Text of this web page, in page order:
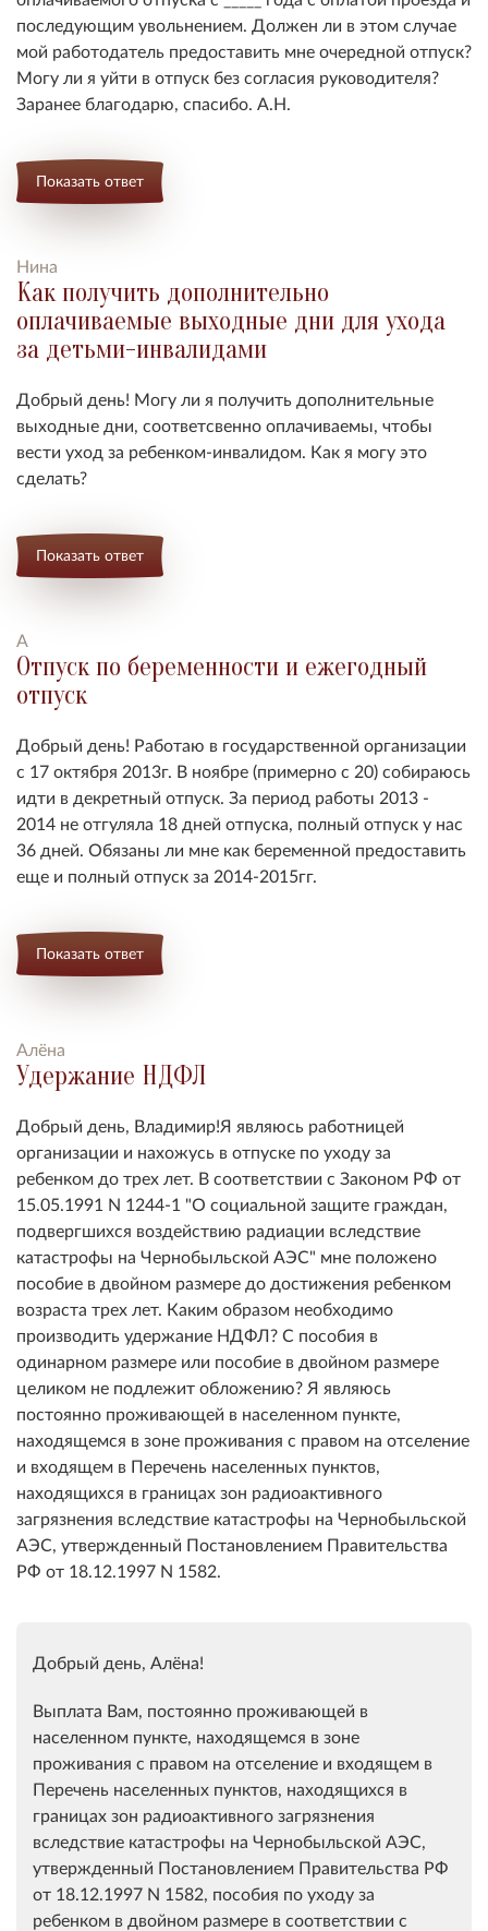
последующим увольнением. Должен ли в этом случае
мой работодатель предоставить мне очередной отпуск?
Могу ли я уйти в отпуск без согласия руководителя?
Заранее благодарю, спасибо. А.Н.
Показать ответ
Нина
Как получить дополнительно
оплачиваемые выходные дни для ухода
за детьми-инвалидами
Добрый день! Могу ли я получить дополнительные
выходные дни, соответсвенно оплачиваемы, чтобы
вести уход за ребенком-инвалидом. Как я могу это
сделать?
Показать ответ
А
Отпуск по беременности и ежегодный
отпуск
Добрый день! Работаю в государственной организации
с 17 октября 2013г. В ноябре (примерно с 20) собираюсь
идти в декретный отпуск. За период работы 2013 -
2014 не отгуляла 18 дней отпуска, полный отпуск у нас
36 дней. Обязаны ли мне как беременной предоставить
еще и полный отпуск за 2014-2015гг.
Показать ответ
Алёна
Удержание НДФЛ
Добрый день, Владимир!Я являюсь работницей
организации и нахожусь в отпуске по уходу за
ребенком до трех лет. В соответствии с Законом РФ от
15.05.1991 N 1244-1 "О социальной защите граждан,
подвергшихся воздействию радиации вследствие
катастрофы на Чернобыльской АЭС" мне положено
пособие в двойном размере до достижения ребенком
возраста трех лет. Каким образом необходимо
производить удержание НДФЛ? С пособия в
одинарном размере или пособие в двойном размере
целиком не подлежит обложению? Я являюсь
постоянно проживающей в населенном пункте,
находящемся в зоне проживания с правом на отселение
и входящем в Перечень населенных пунктов,
находящихся в границах зон радиоактивного
загрязнения вследствие катастрофы на Чернобыльской
АЭС, утвержденный Постановлением Правительства
РФ от 18.12.1997 N 1582.
Добрый день, Алёна!
Выплата Вам, постоянно проживающей в
населенном пункте, находящемся в зоне
проживания с правом на отселение и входящем в
Перечень населенных пунктов, находящихся в
границах зон радиоактивного загрязнения
вследствие катастрофы на Чернобыльской АЭС,
утвержденный Постановлением Правительства РФ
от 18.12.1997 N 1582, пособия по уходу за
ребенком в двойном размере в соответствии с